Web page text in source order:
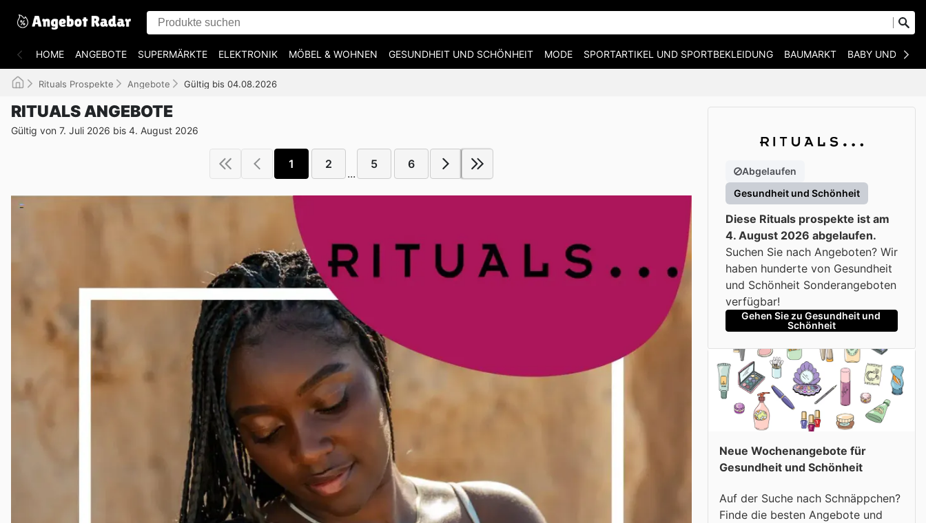
HOME ANGEBOTE SUPERMÄRKTE ELEKTRONIK MÖBEL & WOHNEN GESUNDHEIT UND SCHÖNHEIT MODE SPORTARTIKEL UND SPORTBEKLEIDUNG BAUMARKT BABY UND KIND
Rituals Prospekte Angebote Gültig bis 04.08.2026
RITUALS ANGEBOTE
Gültig von 7. Juli 2026 bis 4. August 2026
1 2
...
5 6
Abgelaufen
Gesundheit und Schönheit
Diese Rituals prospekte ist am
4. August 2026 abgelaufen.
Suchen Sie nach Angeboten? Wir
haben hunderte von Gesundheit
und Schönheit Sonderangeboten
verfügbar!
Gehen Sie zu Gesundheit und
Schönheit
Neue Wochenangebote für
Gesundheit und Schönheit
Auf der Suche nach Schnäppchen?
Finde die besten Angebote und